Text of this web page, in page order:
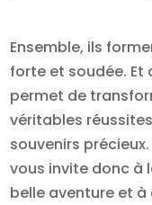
Ensemble, ils
forte et soudée. Et
permet de
véritables
souvenirs
vous invite donc à
belle aventure et